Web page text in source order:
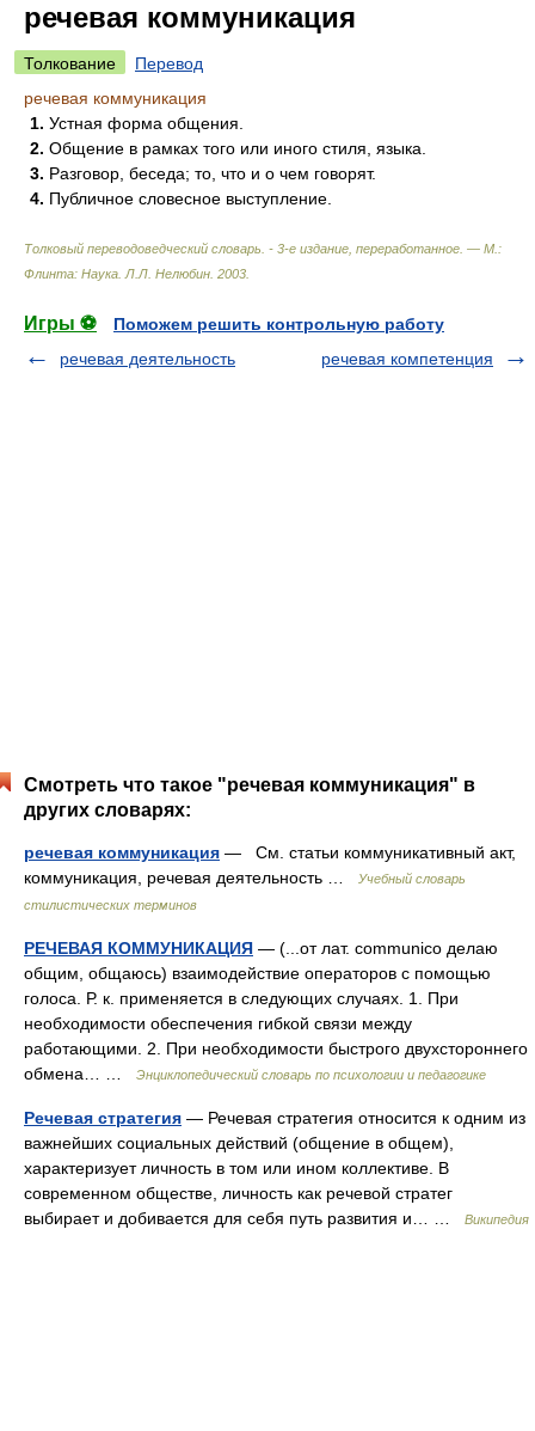
речевая коммуникация
Толкование
Перевод
речевая коммуникация
1. Устная форма общения.
2. Общение в рамках того или иного стиля, языка.
3. Разговор, беседа; то, что и о чем говорят.
4. Публичное словесное выступление.
Толковый переводоведческий словарь. - 3-е издание, переработанное. — М.:
Флинта: Наука Л.Л. Нелюбин 2003
Игры ⚽
Поможем решить контрольную работу
речевая деятельность
речевая компетенция
Смотреть что такое "речевая коммуникация" в
других словарях:
речевая коммуникация — См. статьи коммуникативный акт,
коммуникация, речевая деятельность …
Учебный словарь
стилистических терминов
РЕЧЕВАЯ КОММУНИКАЦИЯ — (...от лат. communico делаю
общим, общаюсь) взаимодействие операторов с помощью
голоса. Р. к. применяется в следующих случаях. 1. При
необходимости обеспечения гибкой связи между
работающими. 2. При необходимости быстрого двухстороннего
обмена… …
Энциклопедический словарь по психологии и педагогике
Речевая стратегия — Речевая стратегия относится к одним из
важнейших социальных действий (общение в общем),
характеризует личность в том или ином коллективе. В
современном обществе, личность как речевой стратег
выбирает и добивается для себя путь развития и… …
Википедия